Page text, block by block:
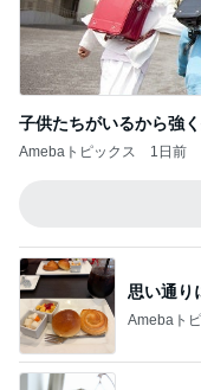
子供たちがいるから強
Amebaトピックス 1日前
思い通り
Amebaト